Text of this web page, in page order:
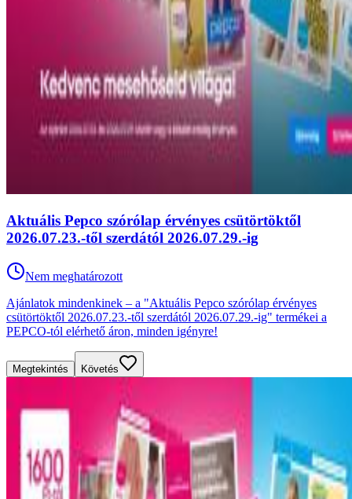
Aktuális Pepco szórólap érvényes csütörtöktől
2026.07.23.-től szerdától 2026.07.29.-ig
Nem meghatározott
Ajánlatok mindenkinek – a "Aktuális Pepco szórólap érvényes
csütörtöktől 2026.07.23.-től szerdától 2026.07.29.-ig" termékei a
PEPCO-tól elérhető áron, minden igényre!
Megtekintés Követés